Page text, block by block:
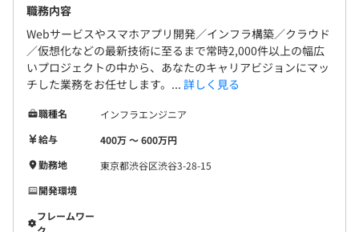
職務内容
Webサービスやスマホアプリ開発／インフラ構築／クラウド
／仮想化などの最新技術に至るまで常時2,000件以上の幅広
いプロジェクトの中から、あなたのキャリアビジョンにマッ
チした業務をお任せします。... 詳しく見る
職種名
インフラエンジニア
給与
400万 〜 600万円
勤務地
東京都渋谷区渋谷3-28-15
開発環境
フレームワー